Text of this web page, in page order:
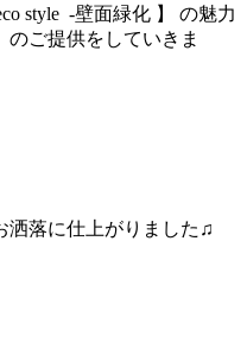
style -壁面緑化 】 の魅力
のご提供をしていきま
洒落に仕上がりました♫